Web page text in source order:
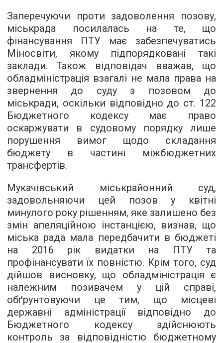
Заперечуючи проти задоволення позову,
міськрада посилалась на те, що
фінансування ПТУ має забезпечуватись
Міносвіти, якому підпорядковані такі
заклади. Також відповідач вважав, що
обладміністрація взагалі не мала права на
звернення до суду з позовом до
міськради, оскільки відповідно до ст. 122
Бюджетного кодексу має право
оскаржувати в судовому порядку лише
порушення вимог щодо складання
бюджету в частині міжбюджетних
трансфертів.
Мукачівський міськрайонний суд,
задовольняючи цей позов у квітні
минулого року рішенням, яке залишено без
змін апеляційною інстанцією, визнав, що
міська рада мала передбачити в бюджеті
на 2016 рік видатки на ПТУ та
профінансувати їх повністю. Крім того, суд
дійшов висновку, що обладміністрація є
належним позивачем у цій справі,
обґрунтовуючи це тим, що місцеві
державні адміністрації відповідно до
Бюджетного кодексу здійснюють
контроль за відповідністю бюджетному